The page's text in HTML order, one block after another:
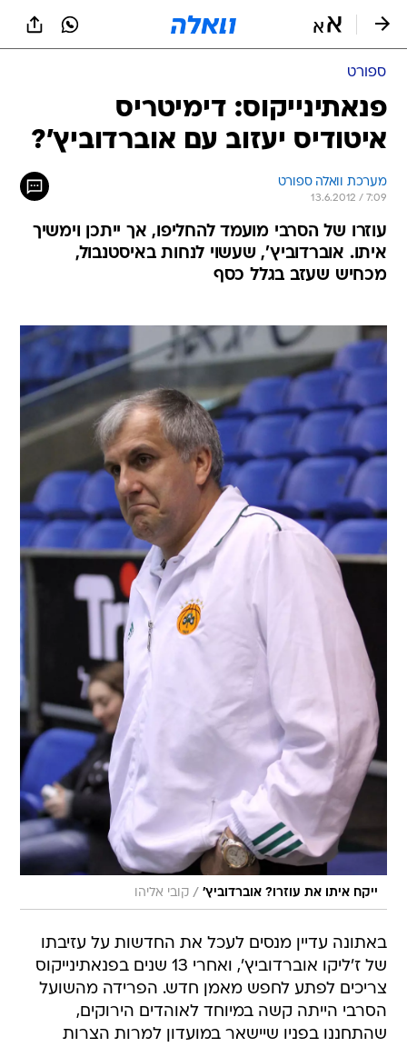
ספורט
פנאתינייקוס: דימיטריס
איטודיס יעזוב עם אוברדוביץ'?
מערכת וואלה ספורט
13.6.2012 / 7:09
עוזרו של הסרבי מועמד להחליפו, אך ייתכן וימשיך
איתו. אוברדוביץ', שעשוי לנחות באיסטנבול,
מכחיש שעזב בגלל כסף
ייקח איתו את עוזרו? אוברדוביץ' / קובי אליהו
באתונה עדיין מנסים לעכל את החדשות על עזיבתו
של ז'ליקו אוברדוביץ', ואחרי 13 שנים בפנאתינייקוס
צריכים לפתע לחפש מאמן חדש. הפרידה מהשועל
הסרבי הייתה קשה במיוחד לאוהדים הירוקים,
שהתחננו בפניו שיישאר במועדון למרות הצרות